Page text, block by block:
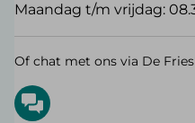
Maandag t/m vrijdag:
Of chat met ons via De